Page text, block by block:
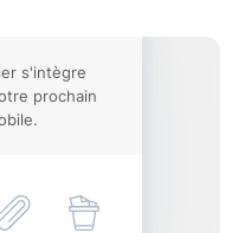
s'intègre
prochain